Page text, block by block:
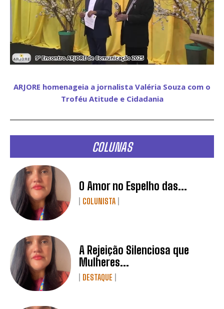
ARJORE homenageia a jornalista Valéria Souza com o
Troféu Atitude e Cidadania
COLUNAS
O Amor no Espelho das...
COLUNISTA
A Rejeição Silenciosa que
Mulheres...
DESTAQUE